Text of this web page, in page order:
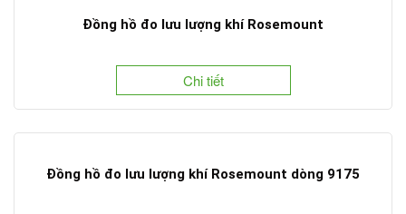
Đồng hồ đo lưu lượng khí Rosemount
Chi tiết
Đồng hồ đo lưu lượng khí Rosemount dòng 9175